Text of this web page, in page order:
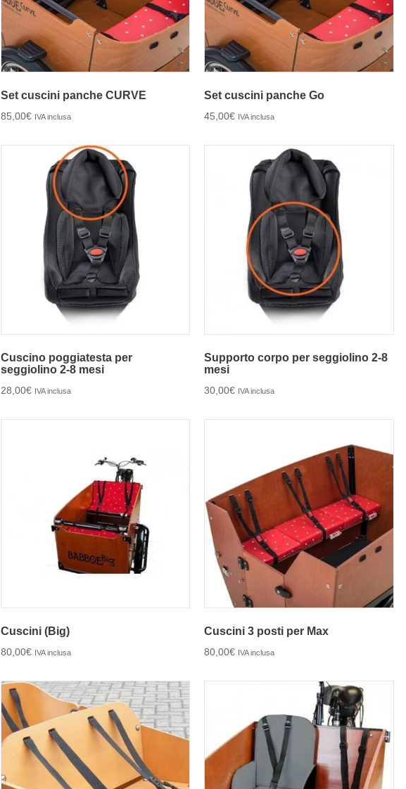
Set cuscini panche CURVE
85,00€ IVA inclusa
Set cuscini panche Go
45,00€ IVA inclusa
Cuscino poggiatesta per
seggiolino 2-8 mesi
28,00€ IVA inclusa
Supporto corpo per seggiolino 2-8
mesi
30,00€ IVA inclusa
Cuscini (Big)
80,00€ IVA inclusa
Cuscini 3 posti per Max
80,00€ IVA inclusa